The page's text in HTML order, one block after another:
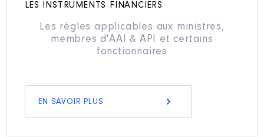
LES INSTRUMENTS FINANCIERS
Les règles applicables aux ministres,
membres d'AAI & API et certains
fonctionnaires
EN SAVOIR PLUS